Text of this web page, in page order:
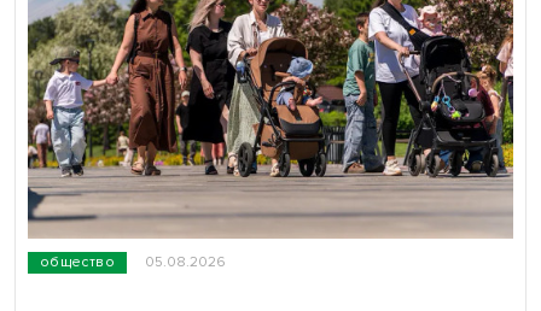
общество 05.08.2026